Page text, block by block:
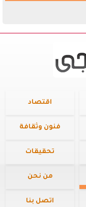
اقتصاد
فنون وثقافة
تحقيقات
من نحن
اتصل بنا